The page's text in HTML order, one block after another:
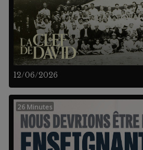
12/06/2026
26 Minutes